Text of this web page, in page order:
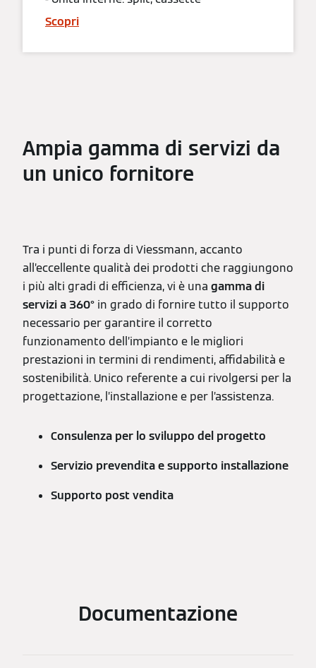
Scopri
Ampia gamma di servizi da
un unico fornitore
Tra i punti di forza di Viessmann, accanto
all’eccellente qualità dei prodotti che raggiungono
i più alti gradi di efficienza, vi è una gamma di
servizi a 360° in grado di fornire tutto il supporto
necessario per garantire il corretto
funzionamento dell’impianto e le migliori
prestazioni in termini di rendimenti, affidabilità e
sostenibilità. Unico referente a cui rivolgersi per la
progettazione, l’installazione e per l’assistenza.
Consulenza per lo sviluppo del progetto
Servizio prevendita e supporto installazione
Supporto post vendita
Documentazione